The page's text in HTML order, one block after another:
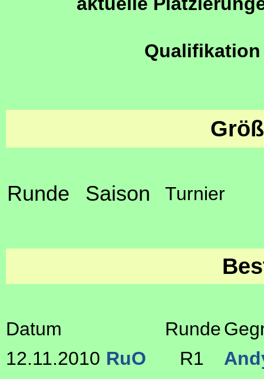
Qualifikation
Runde Saison Turnier
Datum Runde
12.11.2010 RuO R1